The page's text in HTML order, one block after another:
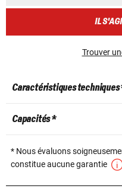
IL
Trouver
Caractéristiques techniques
Capacités *
* Nous évaluons
constitue aucune garantie